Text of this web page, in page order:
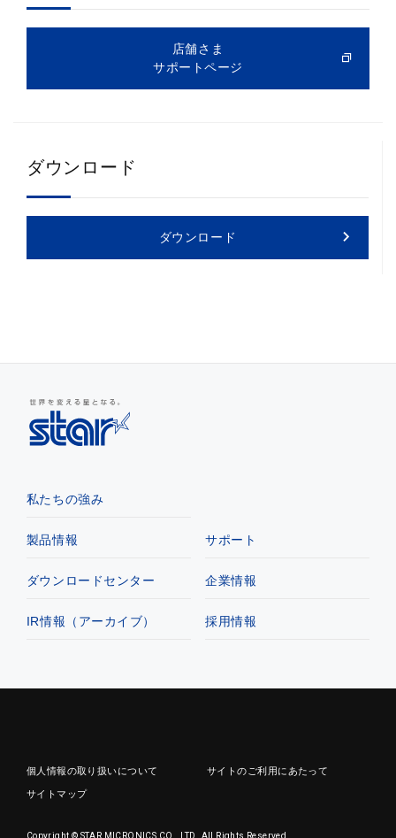
店舗さま
サポートページ
ダウンロード
ダウンロード
私たちの強み
製品情報 サポート
ダウンロードセンター 企業情報
IR情報（アーカイブ） 採用情報
個人情報の取り扱いについて サイトのご利用にあたって
サイトマップ
Copyright © STAR MICRONICS CO., LTD. All Rights Reserved.